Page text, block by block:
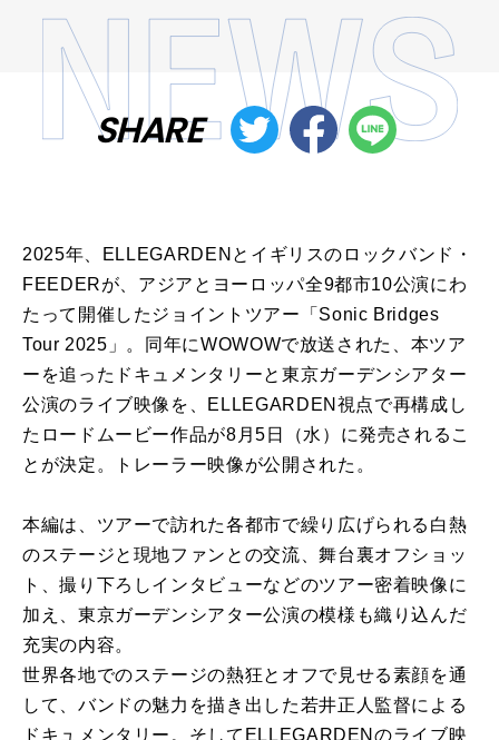
SHARE
2025年、ELLEGARDENとイギリスのロックバンド・
FEEDERが、アジアとヨーロッパ全9都市10公演にわ
たって開催したジョイントツアー「Sonic Bridges
Tour 2025」。同年にWOWOWで放送された、本ツア
ーを追ったドキュメンタリーと東京ガーデンシアター
公演のライブ映像を、ELLEGARDEN視点で再構成し
たロードムービー作品が8月5日（水）に発売されるこ
とが決定。トレーラー映像が公開された。
本編は、ツアーで訪れた各都市で繰り広げられる白熱
のステージと現地ファンとの交流、舞台裏オフショッ
ト、撮り下ろしインタビューなどのツアー密着映像に
加え、東京ガーデンシアター公演の模様も織り込んだ
充実の内容。
世界各地でのステージの熱狂とオフで見せる素顔を通
して、バンドの魅力を描き出した若井正人監督による
ドキュメンタリー。そしてELLEGARDENのライブ映